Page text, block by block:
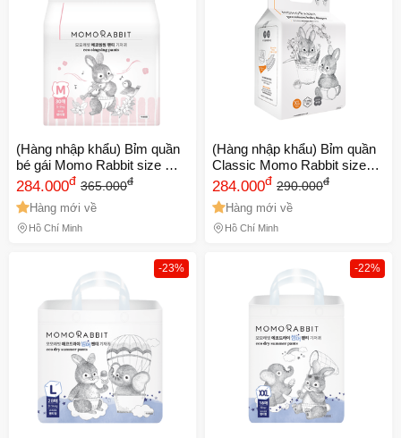
(Hàng nhập khẩu) Bỉm quần
bé gái Momo Rabbit size M
5-9kg
284.000đ 365.000đ
Hàng mới về
Hồ Chí Minh
(Hàng nhập khẩu) Bỉm quần
Classic Momo Rabbit size
XL 11-14kg
284.000đ 290.000đ
Hàng mới về
Hồ Chí Minh
-23% -22%